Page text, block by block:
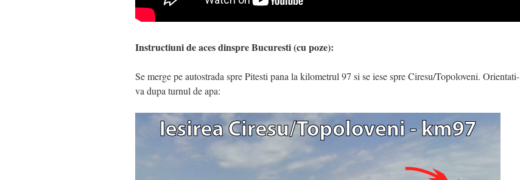
Instructiuni de aces dinspre Bucuresti (cu poze):
Se merge pe autostrada spre Pitesti pana la kilometrul 97 si se iese spre Ciresu/Topoloveni. Orientati-
va dupa turnul de apa: